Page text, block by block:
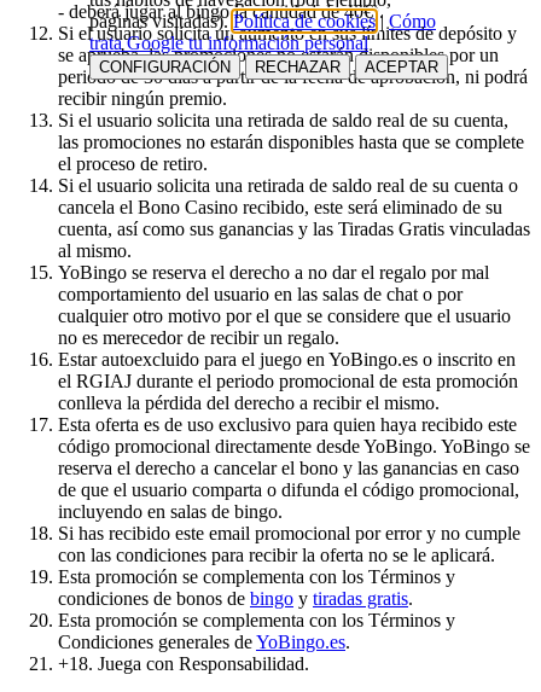
- deberá jugar al bingo la cantidad de 40€).
Si el usuario solicita un aumento en sus límites de depósito y
se aprueba, las promociones no estarán disponibles por un
periodo de 30 días a partir de la fecha de aprobación, ni podrá
recibir ningún premio.
Si el usuario solicita una retirada de saldo real de su cuenta,
las promociones no estarán disponibles hasta que se complete
el proceso de retiro.
Si el usuario solicita una retirada de saldo real de su cuenta o
cancela el Bono Casino recibido, este será eliminado de su
cuenta, así como sus ganancias y las Tiradas Gratis vinculadas
al mismo.
YoBingo se reserva el derecho a no dar el regalo por mal
comportamiento del usuario en las salas de chat o por
cualquier otro motivo por el que se considere que el usuario
no es merecedor de recibir un regalo.
Estar autoexcluido para el juego en YoBingo.es o inscrito en
el RGIAJ durante el periodo promocional de esta promoción
conlleva la pérdida del derecho a recibir el mismo.
Esta oferta es de uso exclusivo para quien haya recibido este
código promocional directamente desde YoBingo. YoBingo se
reserva el derecho a cancelar el bono y las ganancias en caso
de que el usuario comparta o difunda el código promocional,
incluyendo en salas de bingo.
Si has recibido este email promocional por error y no cumple
con las condiciones para recibir la oferta no se le aplicará.
Esta promoción se complementa con los Términos y
condiciones de bonos de bingo y tiradas gratis.
Esta promoción se complementa con los Términos y
Condiciones generales deYoBingo.es.
+18. Juega con Responsabilidad.
páginas visitadas).Política de cookies |Cómo
trata Google tu información personal
CONFIGURACIÓN RECHAZAR ACEPTAR